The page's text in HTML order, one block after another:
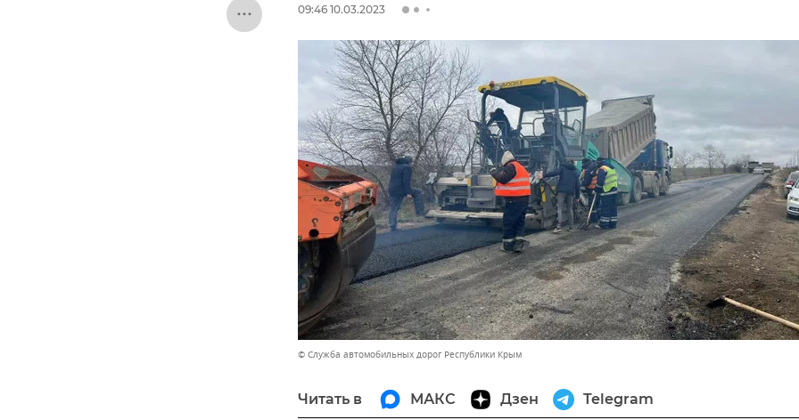
09:46 10.03.2023
© Служба автомобильных дорог Республики Крым
Читать в МАКС Дзен Telegram